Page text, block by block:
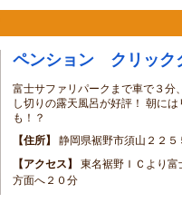
ペンション クリック
富士サファリパークまで車で３分
し切りの露天風呂が好評！ 朝に
も！？
住所
静岡県裾野市須山２２５
アクセス
東名裾野ＩＣより
方面へ２０分